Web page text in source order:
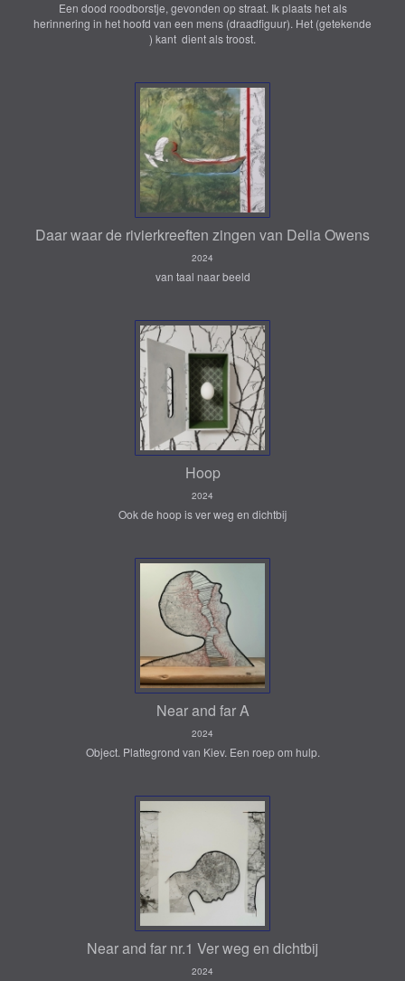
Een dood roodborstje, gevonden op straat. Ik plaats het als
herinnering in het hoofd van een mens (draadfiguur). Het (getekende
) kant dient als troost.
Daar waar de rivierkreeften zingen van Delia Owens
2024
van taal naar beeld
Hoop
2024
Ook de hoop is ver weg en dichtbij
Near and far A
2024
Object. Plattegrond van Kiev. Een roep om hulp.
Near and far nr.1 Ver weg en dichtbij
2024